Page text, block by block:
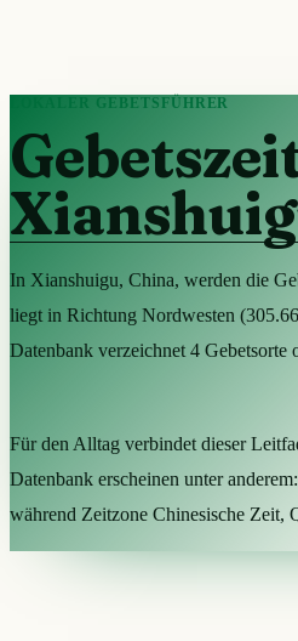
LOKALER GEBETSFÜHRER
In Xianshuigu, China, werden die
liegt in Richtung Nordwesten
Datenbank verzeichnet 4
Für den Alltag verbindet dieser
Datenbank erscheinen unter
während Zeitzone Chinesische Zeit,